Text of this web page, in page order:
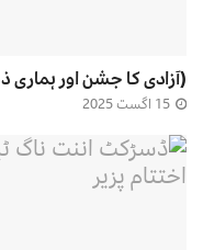
(آزادی کا جشن اور ہماری